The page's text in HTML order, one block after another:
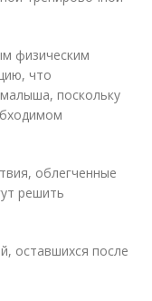
физическим
что
поскольку
облегченные
решить
оставшихся после